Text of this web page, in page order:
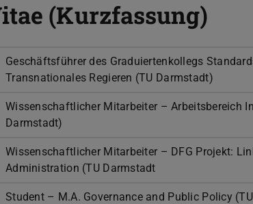
(Kurzfassung)
Geschäftsführer des Graduiertenkollegs
Transnationales Regieren (TU Darmstadt)
Wissenschaftlicher Mitarbeiter – Arbeitsbereich
Darmstadt)
Wissenschaftlicher Mitarbeiter – DFG Projekt:
Administration (TU Darmstadt
Student – M.A. Governance and Public Policy